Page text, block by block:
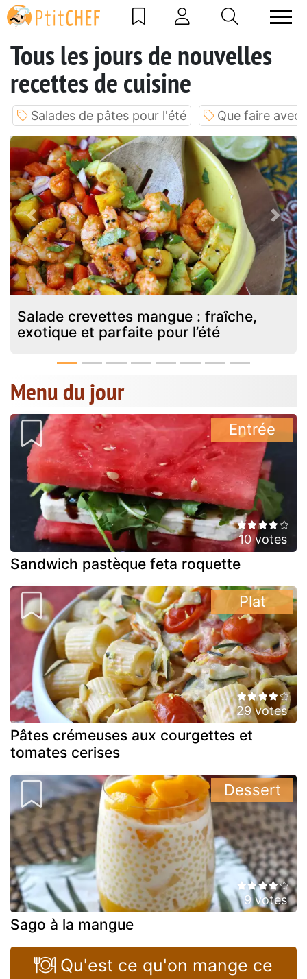
Tous les jours de nouvelles
recettes de cuisine
Salades de pâtes pour l'été Que faire avec
Salade crevettes mangue : fraîche,
exotique et parfaite pour l’été
Previous Next
Menu du jour
10 votes
Sandwich pastèque feta roquette
Entrée
29 votes
Pâtes crémeuses aux courgettes et
tomates cerises
Plat
9 votes
Sago à la mangue
Dessert
Qu'est ce qu'on mange ce